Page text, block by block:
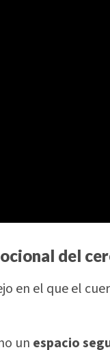
del
en el que el
un espacio